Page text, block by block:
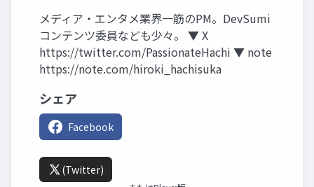
メディア・エンタメ業界一筋のPM。DevSumi
コンテンツ委員なども少々。 ▼ X
https://twitter.com/PassionateHachi ▼ note
https://note.com/hiroki_hachisuka
シェア
Facebook
(Twitter)